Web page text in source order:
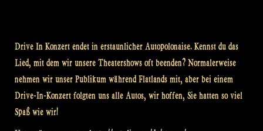
Drive In Konzert endet in erstaunlicher Autopolonaise. Kennst du das
Lied, mit dem wir unsere Theatershows oft beenden? Normalerweise
nehmen wir unser Publikum während Flatlands mit, aber bei einem
Drive-In-Konzert folgten uns alle Autos, wir hoffen, Sie hatten so viel
Spaß wie wir!